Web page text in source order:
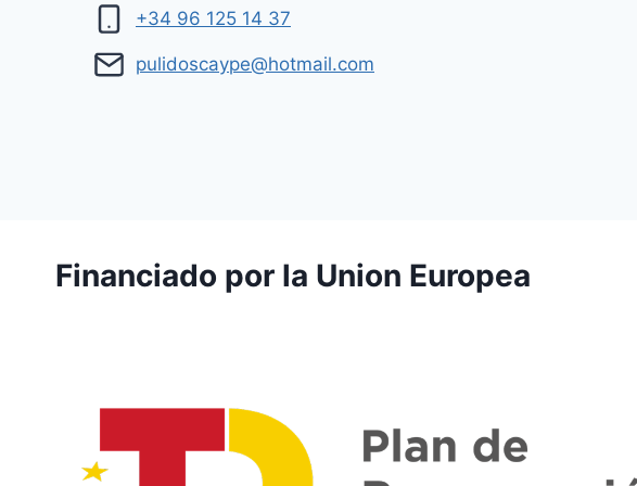
+34 96 125 14 37
pulidoscaype@hotmail.com
Financiado por la Union Europea